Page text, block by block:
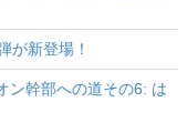
が新登場！
ン幹部への道その6: は